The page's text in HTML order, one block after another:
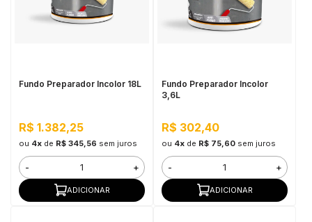
Fundo Preparador Incolor 18L
R$ 1.382,25
ou 4xde R$ 345,56 sem juros
- +
ADICIONAR
Fundo Preparador Incolor
3,6L
R$ 302,40
ou 4xde R$ 75,60 sem juros
- +
ADICIONAR